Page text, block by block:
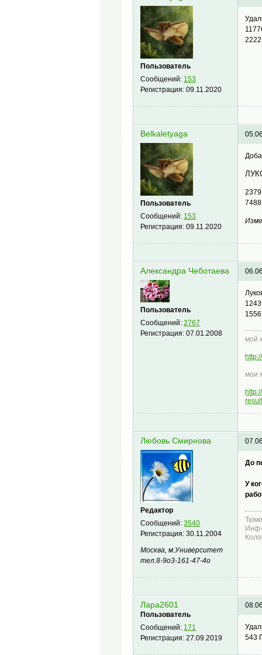
Пользователь
Сообщений: 153
Регистрация:09.11.2020
Belkaletyaga
Пользователь
Сообщений: 153
Регистрация:09.11.2020
Александра Чеботаева
Пользователь
Сообщений:2767
Регистрация:07.01.2008
мой
мои
Любовь Смирнова
Редактор
Сообщений:3540
Регистрация:30.11.2004
Москва, м.Университет
тел.8-9о3-161-47-4о
До
У
Лара2601
Пользователь
Сообщений: 171
Регистрация:27.09.2019
543